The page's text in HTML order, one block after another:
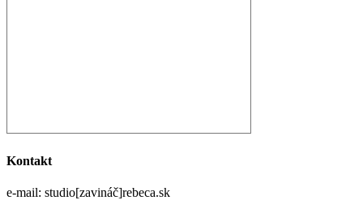
Kontakt
e-mail: studio[zavináč]rebeca.sk